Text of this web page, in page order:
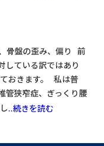
骨盤の歪み、偏り 前
している訳ではあり
おきます。 私は普
管狭窄症、ぎっくり腰
..続きを読む